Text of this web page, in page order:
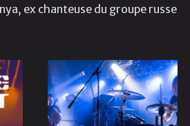
ex chanteuse du groupe russe